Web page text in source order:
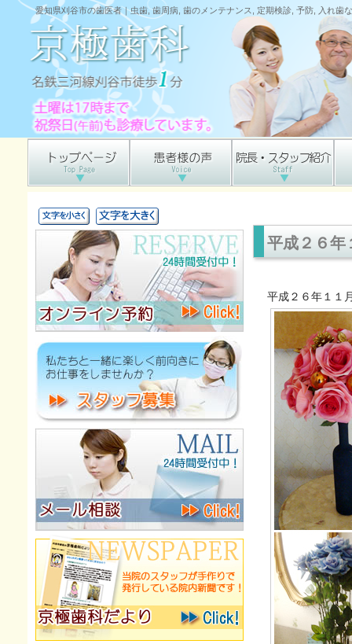
愛知県刈谷市の歯医者｜虫歯, 歯周病, 歯のメンテナンス, 定期検診, 予防, 入れ歯
平成２６年
平成２６年１１